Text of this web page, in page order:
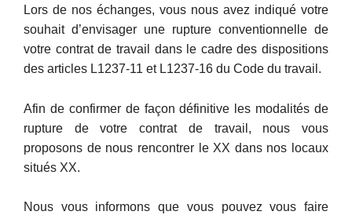
Lors de nos échanges, vous nous avez indiqué votre
souhait d’envisager une rupture conventionnelle de
votre contrat de travail dans le cadre des dispositions
des articles L1237-11 et L1237-16 du Code du travail.
Afin de confirmer de façon définitive les modalités de
rupture de votre contrat de travail, nous vous
proposons de nous rencontrer le XX dans nos locaux
situés XX.
Nous vous informons que vous pouvez vous faire